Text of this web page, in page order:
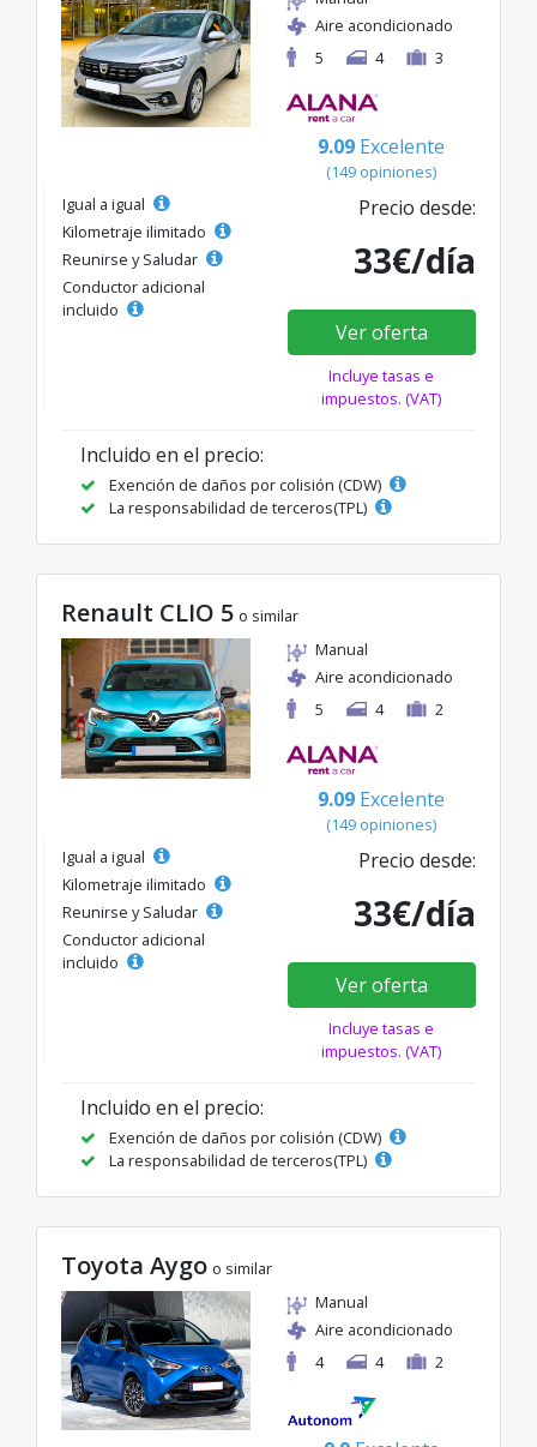
Aire acondicionado
5
4 3
9.09 Excelente
(149 opiniones)
Igual a igual
Kilometraje ilimitado
Reunirse y Saludar
Conductor adicional
incluido
Precio desde:
33€/día
Ver oferta
Incluye tasas e
impuestos. (VAT)
Incluido en el precio:
Exención de daños por colisión (CDW)
La responsabilidad de terceros(TPL)
Renault CLIO 5 o similar
Manual
Aire acondicionado
5
4 2
9.09 Excelente
(149 opiniones)
Igual a igual
Kilometraje ilimitado
Reunirse y Saludar
Conductor adicional
incluido
Precio desde:
33€/día
Ver oferta
Incluye tasas e
impuestos. (VAT)
Incluido en el precio:
Exención de daños por colisión (CDW)
La responsabilidad de terceros(TPL)
Toyota Aygo o similar
Manual
Aire acondicionado
4
4 2